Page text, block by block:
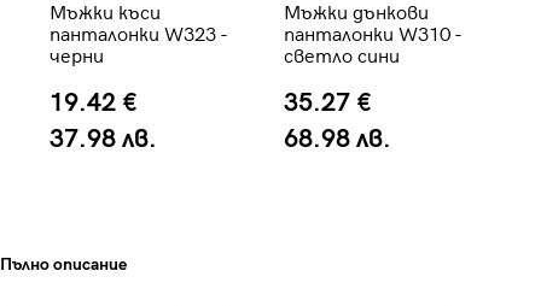
Мъжки къси
панталонки W323 -
черни
19.42 €
37.98 лв.
Мъжки дънкови
панталонки W310 -
светло сини
35.27 €
68.98 лв.
Пълно описание